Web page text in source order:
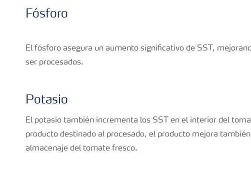
Fósforo
El fósforo asegura un aumento significativo de SST,
ser procesados.
Potasio
El potasio también incrementa los SST en el interior del
producto destinado al procesado, el producto mejora
almacenaje del tomate fresco.